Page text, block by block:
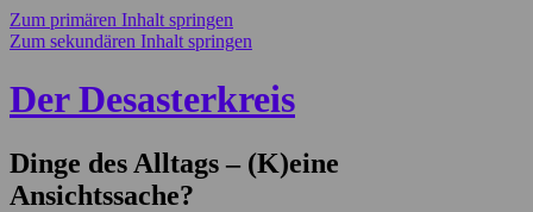
Zum primären Inhalt springen
Zum sekundären Inhalt springen
Der Desasterkreis
Dinge des Alltags – (K)eine
Ansichtssache?